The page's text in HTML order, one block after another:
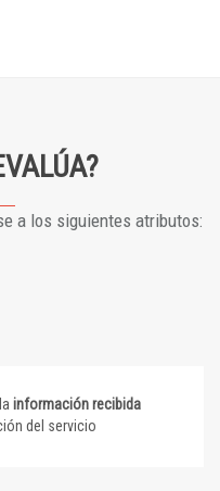
a los siguientes atributos:
información recibida
del servicio